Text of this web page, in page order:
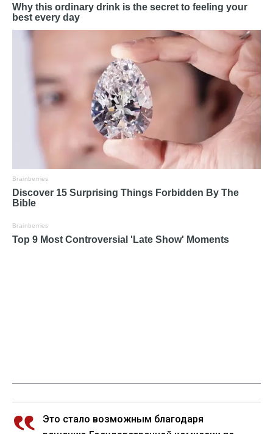
Это стало возможным благодаря